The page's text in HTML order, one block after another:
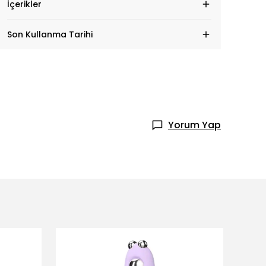
İçerikler
Son Kullanma Tarihi
Yorum Yap